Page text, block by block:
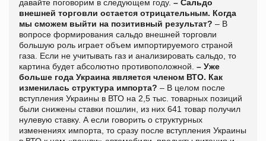
давайте поговорим в следующем году. – Сальдо
внешней торговли остается отрицательным. Когда
мы сможем выйти на позитивный результат? – В
вопросе формирования сальдо внешней торговли
большую роль играет объем импортируемого страной
газа. Если не учитывать газ и анализировать сальдо, то
картина будет абсолютно противоположной. – Уже
больше года Украина является членом ВТО. Как
изменилась структура импорта? – В целом после
вступления Украины в ВТО на 2,5 тыс. товарных позиций
были снижены ставки пошлин, из них 641 товар получил
нулевую ставку. А если говорить о структурных
изменениях импорта, то сразу после вступления Украины